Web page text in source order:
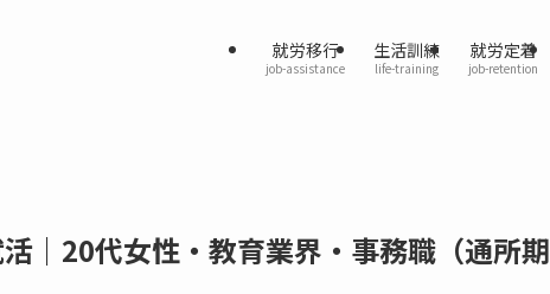
就労移行
job-assistance
生活訓練
life-training
就労定着
job-retention
｜20代女性・教育業界・事務職（通所期